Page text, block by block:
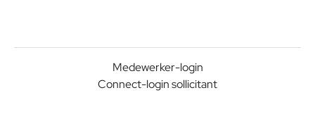
Medewerker-login
Connect-login sollicitant